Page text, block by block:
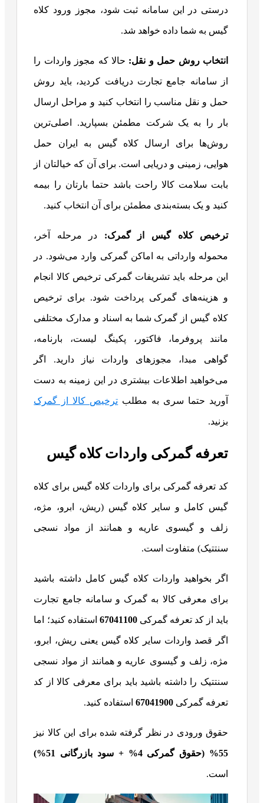
درستی در این سامانه ثبت شود، مجوز ورود کلاه
گیس به شما داده خواهد شد.
انتخاب روش حمل و نقل: حالا که مجوز واردات را
از سامانه جامع تجارت دریافت کردید، باید روش
حمل و نقل مناسب را انتخاب کنید و مراحل ارسال
بار را به یک شرکت مطمئن بسپارید. اصلی‌ترین
روش‌ها برای ارسال کلاه گیس به ایران حمل
هوایی، زمینی و دریایی است. برای آن که خیالتان از
بابت سلامت کالا راحت باشد حتما بارتان را بیمه
کنید و یک بسته‌بندی مطمئن برای آن انتخاب کنید.
ترخیص کلاه گیس از گمرک: در مرحله آخر،
محموله وارداتی به اماکن گمرکی وارد می‌شود. در
این مرحله باید تشریفات گمرکی ترخیص کالا انجام
و هزینه‌های گمرکی پرداخت شود. برای ترخیص
کلاه گیس از گمرک شما به اسناد و مدارک مختلفی
مانند پروفرما، فاکتور، پکینگ لیست، بارنامه،
گواهی مبدا، مجوزهای واردات نیاز دارید. اگر
می‌خواهید اطلاعات بیشتری در این زمینه به دست
آورید حتما سری به مطلب ترخیص کالا از گمرک
بزنید.
تعرفه گمرکی واردات کلاه گیس
کد تعرفه گمرکی برای واردات کلاه گیس برای کلاه
گیس کامل و سایر کلاه گیس (ریش، ابرو، مژه،
زلف و گیسوی عاریه و همانند از مواد نسجی
سنتتیک) متفاوت است.
اگر بخواهید واردات کلاه گیس کامل داشته باشید
برای معرفی کالا به گمرک و سامانه جامع تجارت
باید از کد تعرفه گمرکی67041100 استفاده کنید؛ اما
اگر قصد واردات سایر کلاه گیس یعنی ریش، ابرو،
مژه، زلف و گیسوی عاریه و همانند از مواد نسجی
سنتتیک را داشته باشید باید برای معرفی کالا از کد
تعرفه گمرکی 67041900 استفاده کنید.
حقوق ورودی در نظر گرفته شده برای این کالا نیز
55% (حقوق گمرکی 4% + سود بازرگانی 51%)
است.